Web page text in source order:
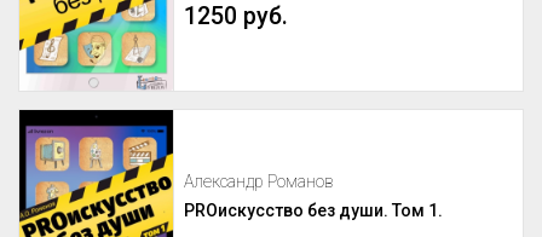
1250 руб.
Александр Романов
PROискусство без души. Том 1.